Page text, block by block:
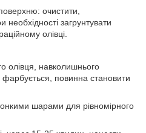
очистити,
загрунтувати
олівці.
олівця, навколишнього
повинна становити
шарами для рівномірного